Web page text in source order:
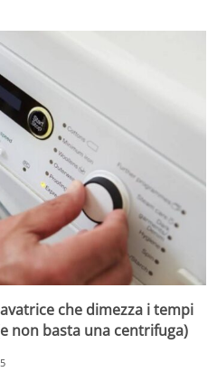
che dimezza i tempi
non basta una centrifuga)